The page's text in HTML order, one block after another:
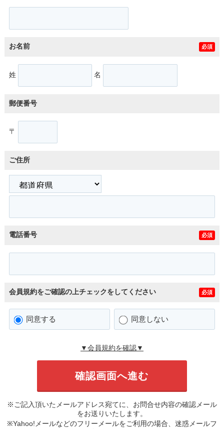
お名前 必須
姓 名
郵便番号
〒
ご住所
電話番号 必須
会員規約をご確認の上チェックをしてください 必須
同意する 同意しない
▼会員規約を確認▼
※ご記入頂いたメールアドレス宛てに、お問合せ内容の確認メール
をお送りいたします。
※Yahoo!メールなどのフリーメールをご利用の場合、迷惑メールフ